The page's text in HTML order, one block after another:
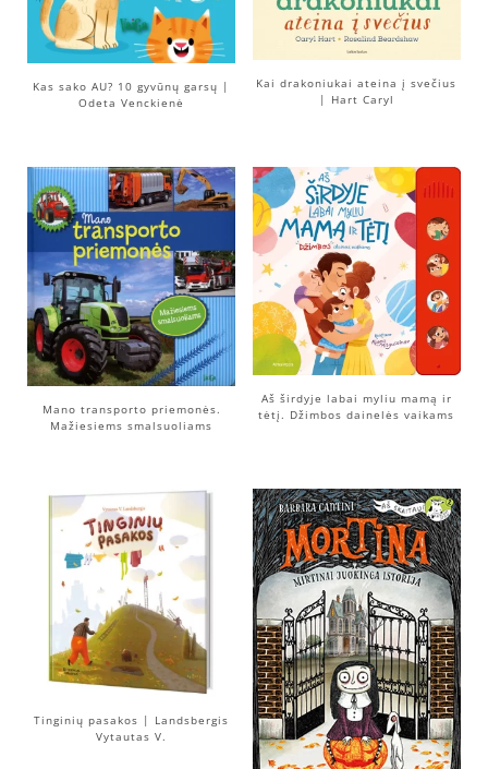
Kas sako AU? 10 gyvūnų garsų |
Odeta Venckienė
Kai drakoniukai ateina į svečius
| Hart Caryl
Mano transporto priemonės.
Mažiesiems smalsuoliams
Aš širdyje labai myliu mamą ir
tėtį. Džimbos dainelės vaikams
Tinginių pasakos | Landsbergis
Vytautas V.